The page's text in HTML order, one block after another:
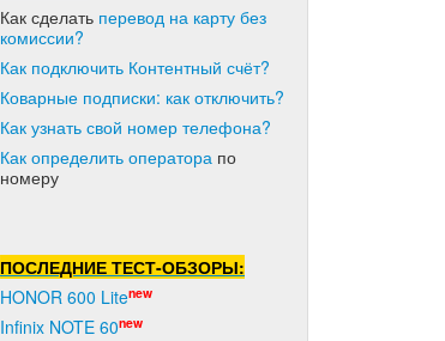
Как сделать перевод на карту без
комиссии?
Как подключить Контентный счёт?
Коварные подписки: как отключить?
Как узнать свой номер телефона?
Как определить оператора по
номеру
ПОСЛЕДНИЕ ТЕСТ-ОБЗОРЫ:
HONOR 600 Litenew
Infinix NOTE 60new